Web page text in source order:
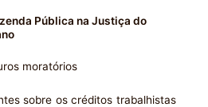
Pública na Justiça do
moratórios
sobre os créditos trabalhistas